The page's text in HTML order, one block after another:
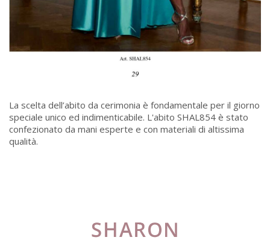
La scelta dell’abito da cerimonia è fondamentale per il giorno
speciale unico ed indimenticabile. L'abito SHAL854 è stato
confezionato da mani esperte e con materiali di altissima
qualità.